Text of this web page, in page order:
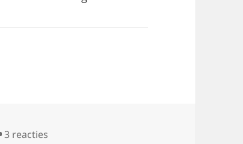
3 reacties